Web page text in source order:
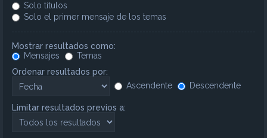
Solo títulos
Solo el primer mensaje de los temas
Mostrar resultados como:
Mensajes
Temas
Ordenar resultados por:
Ascendente
Descendente
Limitar resultados previos a: